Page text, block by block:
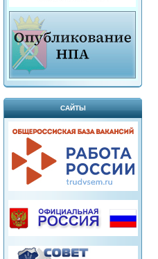
САЙТЫ